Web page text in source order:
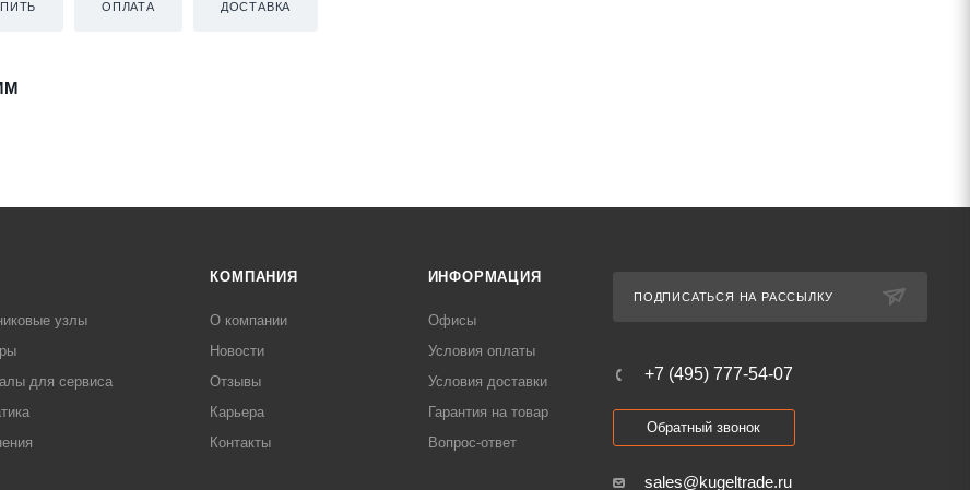
ОПЛАТА ДОСТАВКА
узлы
для сервиса
КОМПАНИЯ
О компании
Новости
Отзывы
Карьера
Контакты
ИНФОРМАЦИЯ
Офисы
Условия оплаты
Условия доставки
Гарантия на товар
Вопрос-ответ
ПОДПИСАТЬСЯ НА РАССЫЛКУ
+7 (495) 777-54-07
Обратный звонок
sales@kugeltrade.ru